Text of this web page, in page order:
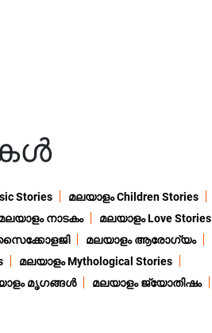
Stories
മലയാളം Children Stories
നാടകം
മലയാളം Love Stories
മലയാളം ആരോഗ്യം
മലയാളം Mythological Stories
മൃഗങ്ങൾ
മലയാളം ജ്യോതിഷം